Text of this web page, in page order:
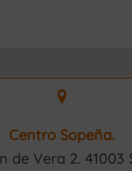
Centro Sopeña.
de Vera 2. 41003